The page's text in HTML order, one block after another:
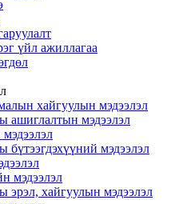
үйл ажиллагаа
хайгуулын мэдээлэл
ашиглалтын мэдээлэл
бүтээгдэхүүний мэдээлэл
мэдээлэл
эрэл, хайгуулын мэдээлэл